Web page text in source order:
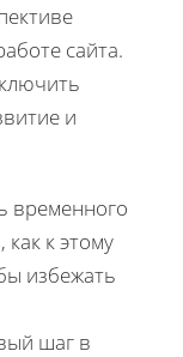
сайта.
и
временного
к этому
избежать
шаг в